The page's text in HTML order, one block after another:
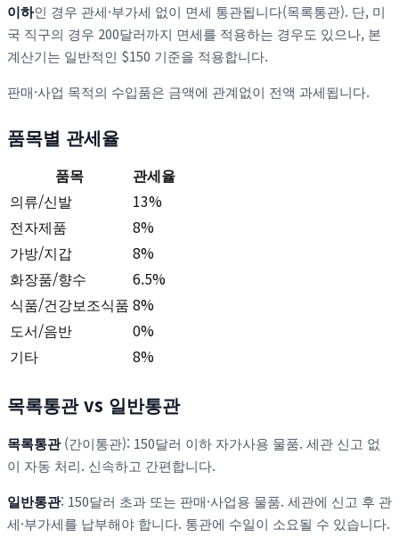
이하인 경우 관세·부가세 없이 면세 통관됩니다(목록통관). 단, 미
국 직구의 경우 200달러까지 면세를 적용하는 경우도 있으나, 본
계산기는 일반적인 $150 기준을 적용합니다.
판매·사업 목적의 수입품은 금액에 관계없이 전액 과세됩니다.
품목별 관세율
품목
관세율
의류/신발
13%
전자제품
8%
가방/지갑
8%
화장품/향수
6.5%
식품/건강보조식품 8%
도서/음반
0%
기타
8%
목록통관 vs 일반통관
목록통관(간이통관): 150달러 이하 자가사용 물품. 세관 신고 없
이 자동 처리. 신속하고 간편합니다.
일반통관: 150달러 초과 또는 판매·사업용 물품. 세관에 신고 후 관
세·부가세를 납부해야 합니다. 통관에 수일이 소요될 수 있습니다.